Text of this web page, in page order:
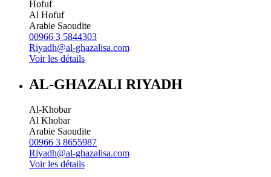
Hofuf
Al Hofuf
Arabie Saoudite
00966 3 5844303
Riyadh@al-ghazalisa.com
Voir les détails
AL-GHAZALI RIYADH
Al-Khobar
Al Khobar
Arabie Saoudite
00966 3 8655987
Riyadh@al-ghazalisa.com
Voir les détails